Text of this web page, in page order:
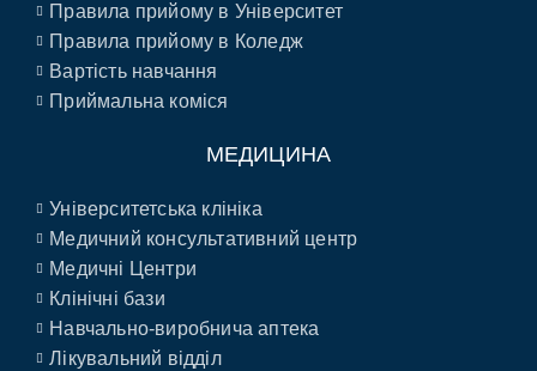
Правила прийому в Університет
Правила прийому в Коледж
Вартість навчання
Приймальна коміся
МЕДИЦИНА
Університетська клініка
Медичний консультативний центр
Медичні Центри
Клінічні бази
Навчально-виробнича аптека
Лікувальний відділ